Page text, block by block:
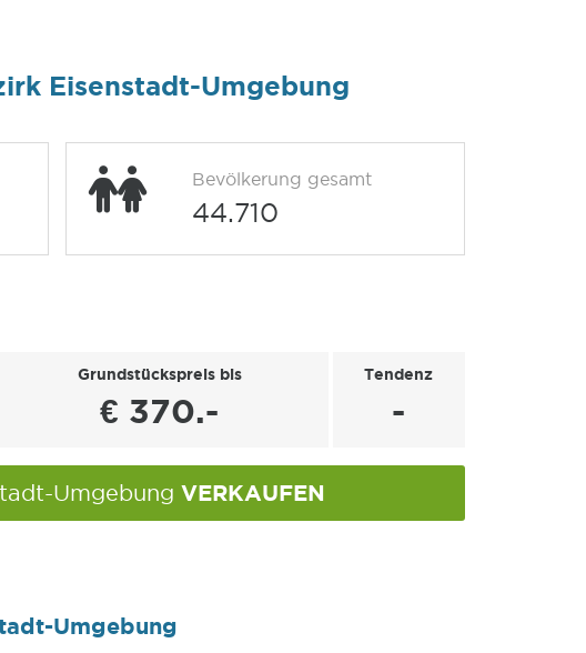
Eisenstadt-Umgebung
Bevölkerung gesamt
44.710
Grundstückspreis bis
€ 370.-
Tendenz
-
Umgebung VERKAUFEN
Umgebung